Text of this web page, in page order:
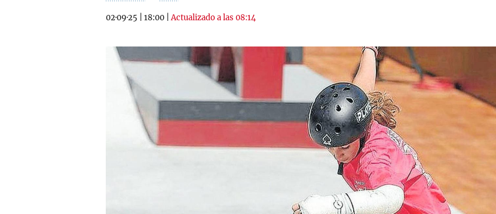
02·09·25 18:00 |Actualizado a las 08:14